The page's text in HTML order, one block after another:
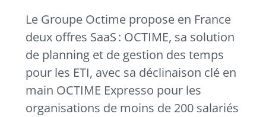
Le Groupe Octime propose en France
deux offres SaaS : OCTIME, sa solution
de planning et de gestion des temps
pour les ETI, avec sa déclinaison clé en
main OCTIME Expresso pour les
organisations de moins de 200 salariés